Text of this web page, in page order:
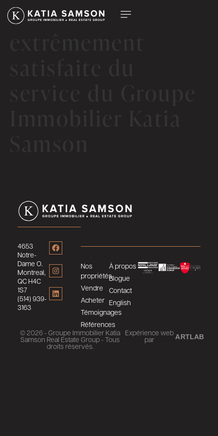
Je suis
4653
Notre-
Dame O.
Montreal,
QC H4C
1S7
(514) 939-
3163
Nos
propriétés
Vendre
Acheter
Témoignages
Références
À propos
Blogue
Contact
English
© 2026 - Groupe Immobilier Katia
Samson Real Estate Group - Tous
droits réservés.
Expérience web
par ARTLAB